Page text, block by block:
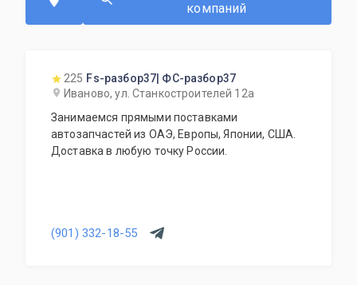
компаний
225 Fs-разбор37| ФС-разбор37
Иваново, ул. Станкостроителей 12а
Занимаемся прямыми поставками
автозапчастей из ОАЭ, Европы, Японии, США.
Доставка в любую точку России.
(901) 332-18-55